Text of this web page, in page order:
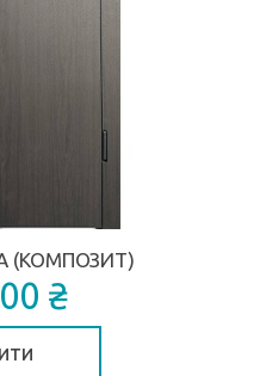
(КОМПОЗИТ)
₴